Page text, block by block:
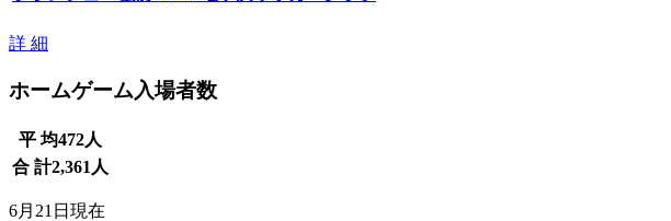
詳 細
ホームゲーム入場者数
平 均472人
合 計2,361 人
6月21日現在